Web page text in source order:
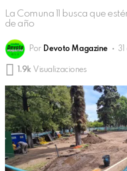
La Comuna 11 busca que
de año
Por Devoto Magazine
1.9k Visualizaciones